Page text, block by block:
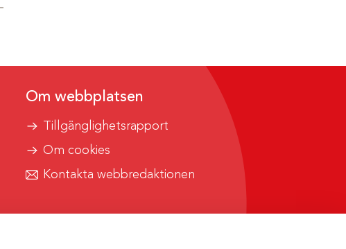
Om webbplatsen
Tillgänglighetsrapport
Om cookies
Kontakta webbredaktionen